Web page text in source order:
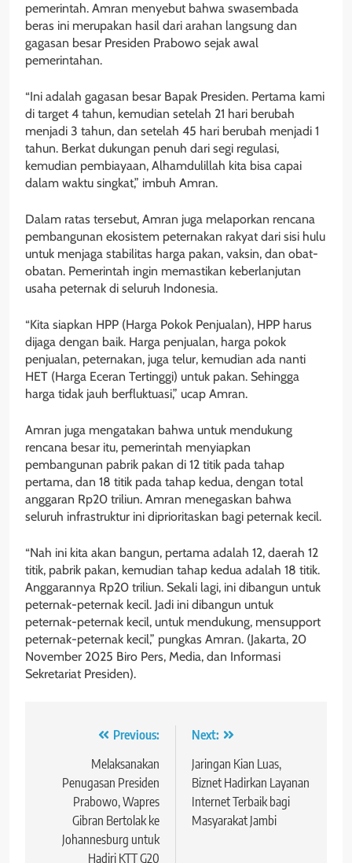
pemerintah. Amran menyebut bahwa swasembada
beras ini merupakan hasil dari arahan langsung dan
gagasan besar Presiden Prabowo sejak awal
pemerintahan.
“Ini adalah gagasan besar Bapak Presiden. Pertama kami
di target 4 tahun, kemudian setelah 21 hari berubah
menjadi 3 tahun, dan setelah 45 hari berubah menjadi 1
tahun. Berkat dukungan penuh dari segi regulasi,
kemudian pembiayaan, Alhamdulillah kita bisa capai
dalam waktu singkat,” imbuh Amran.
Dalam ratas tersebut, Amran juga melaporkan rencana
pembangunan ekosistem peternakan rakyat dari sisi hulu
untuk menjaga stabilitas harga pakan, vaksin, dan obat-
obatan. Pemerintah ingin memastikan keberlanjutan
usaha peternak di seluruh Indonesia.
“Kita siapkan HPP (Harga Pokok Penjualan), HPP harus
dijaga dengan baik. Harga penjualan, harga pokok
penjualan, peternakan, juga telur, kemudian ada nanti
HET (Harga Eceran Tertinggi) untuk pakan. Sehingga
harga tidak jauh berfluktuasi,” ucap Amran.
Amran juga mengatakan bahwa untuk mendukung
rencana besar itu, pemerintah menyiapkan
pembangunan pabrik pakan di 12 titik pada tahap
pertama, dan 18 titik pada tahap kedua, dengan total
anggaran Rp20 triliun. Amran menegaskan bahwa
seluruh infrastruktur ini diprioritaskan bagi peternak kecil.
“Nah ini kita akan bangun, pertama adalah 12, daerah 12
titik, pabrik pakan, kemudian tahap kedua adalah 18 titik.
Anggarannya Rp20 triliun. Sekali lagi, ini dibangun untuk
peternak-peternak kecil. Jadi ini dibangun untuk
peternak-peternak kecil, untuk mendukung, mensupport
peternak-peternak kecil,” pungkas Amran. (Jakarta, 20
November 2025 Biro Pers, Media, dan Informasi
Sekretariat Presiden).
Navigasi Previous:
Melaksanakan
Penugasan Presiden
Prabowo, Wapres
Gibran Bertolak ke
Johannesburg untuk
Hadiri KTT G20
Next:
Jaringan Kian Luas,
Biznet Hadirkan Layanan
Internet Terbaik bagi
Masyarakat Jambi